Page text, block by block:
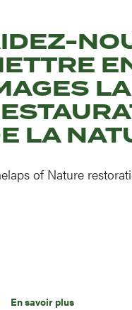
LA
LA
of Nature
En savoir plus